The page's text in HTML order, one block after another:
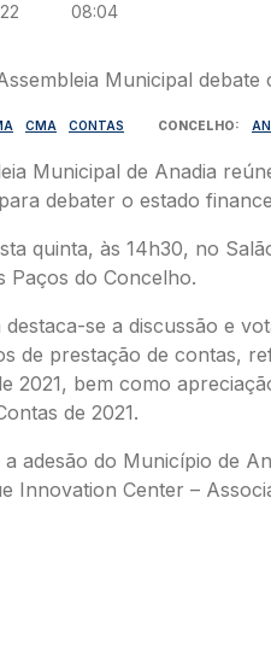
08:04
CMA CONTAS CONCELHO
Municipal de Anadia
debater o estado
quinta, às 14h30, no
Paços do Concelho.
destaca-se a discussão e
de prestação de contas,
2021, bem como
de 2021.
a adesão do Município de
Innovation Center –